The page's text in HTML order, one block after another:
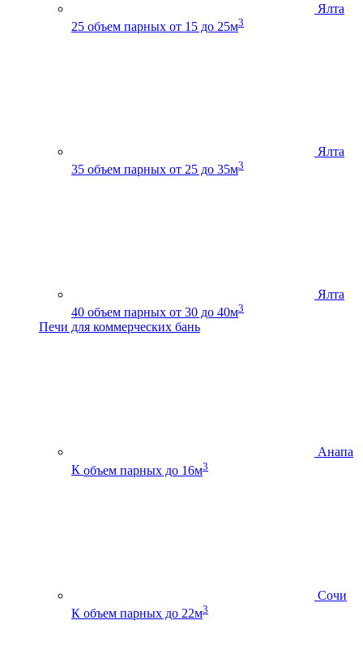
Ялта
25 объем парных от 15 до 25м3
Ялта
35 объем парных от 25 до 35м3
Ялта
40 объем парных от 30 до 40м3
Печи для коммерческих бань
Анапа
К объем парных до 16м3
Сочи
К объем парных до 22м3